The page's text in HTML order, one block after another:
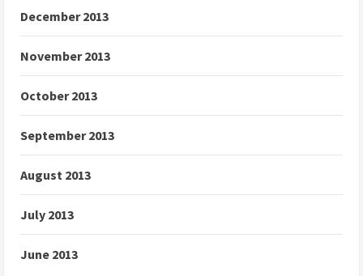
December 2013
November 2013
October 2013
September 2013
August 2013
July 2013
June 2013